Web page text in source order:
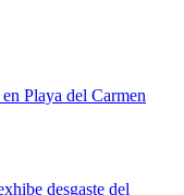
Playa del Carmen
desgaste del